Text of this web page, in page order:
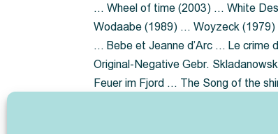
… Wheel of time (2003) … White
Wodaabe (1989) … Woyzeck
… Bebe et Jeanne d’Arc … Le crime
Original-Negative Gebr.
Feuer im Fjord … The Song of the